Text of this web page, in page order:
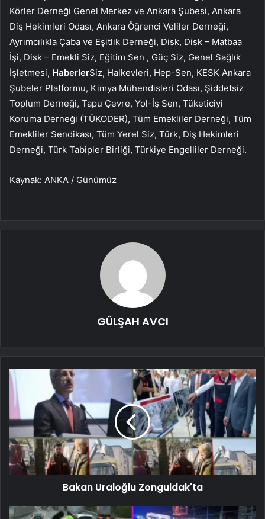
Körler Derneği Genel Merkez ve Ankara Şubesi, Ankara
Diş Hekimleri Odası, Ankara Öğrenci Veliler Derneği,
Ayrımcılıkla Çaba ve Eşitlik Derneği, Disk, Disk – Matbaa
İşi, Disk – Emekli Siz, Eğitim Sen , Güç Siz, Genel Sağlık
İşletmesi, HaberlerSiz, Halkevleri, Hep-Sen, KESK Ankara
Şubeler Platformu, Kimya Mühendisleri Odası, Şiddetsiz
Toplum Derneği, Tapu Çevre, Yol-İş Sen, Tüketiciyi
Koruma Derneği (TÜKODER), Tüm Emekliler Derneği, Tüm
Emekliler Sendikası, Tüm Yerel Siz, Türk, Diş Hekimleri
Derneği, Türk Tabipler Birliği, Türkiye Engelliler Derneği.
Kaynak: ANKA / Günümüz
GÜLŞAH AVCI
Bakan Uraloğlu Zonguldak'ta